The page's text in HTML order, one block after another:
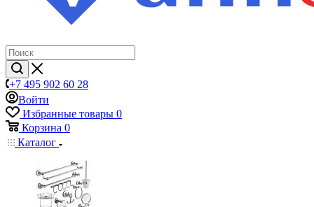
+7 495 902 60 28
Войти
Избранные товары 0
Корзина 0
Каталог